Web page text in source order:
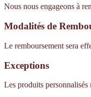
Nous nous engageons à
Modalités de
Le remboursement sera
Exceptions
Les produits